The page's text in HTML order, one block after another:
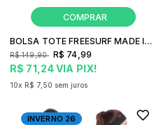
BOLSA TOTE FREESURF MADE IN BRASIL CASUAL
R$ 71,24VIA PIX!
R$ 149,90 R$ 74,99
10x R$ 7,50 sem juros
INVERNO 26